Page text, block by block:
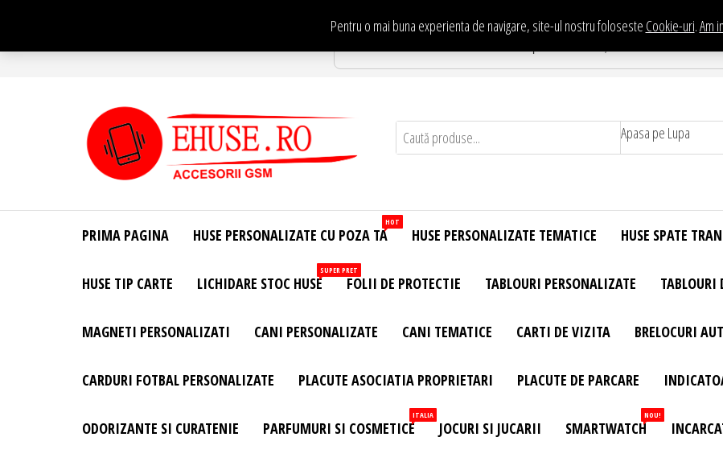
conținut
Pentru o mai buna experienta de navigare, site-ul nostru foloseste Cookie-uri.Am
Te asteptam in Showroom eHuse.ro
Site Oficial .
Huse
Personalizate
Huse
Personalizate
Telefon –
– Accesorii
Apasa pe Lupa
PRIMA PAGINA HUSE PERSONALIZATE CU POZA TA
HOT
HUSE PERSONALIZATE TEMATICE HUSE SPATE
HUSE TIP CARTE LICHIDARE STOC HUSE
SUPER PRET
FOLII DE PROTECTIE TABLOURI PERSONALIZATE TABLOURI
MAGNETI PERSONALIZATI CANI PERSONALIZATE CANI TEMATICE CARTI DE VIZITA BRELOCURI
CARDURI FOTBAL PERSONALIZATE PLACUTE ASOCIATIA PROPRIETARI PLACUTE DE PARCARE
ODORIZANTE SI CURATENIE PARFUMURI SI COSMETICE
ITALIA
JOCURI SI JUCARII SMARTWATCH
NOU!